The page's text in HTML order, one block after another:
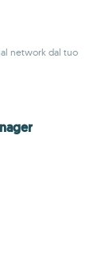
network dal tuo